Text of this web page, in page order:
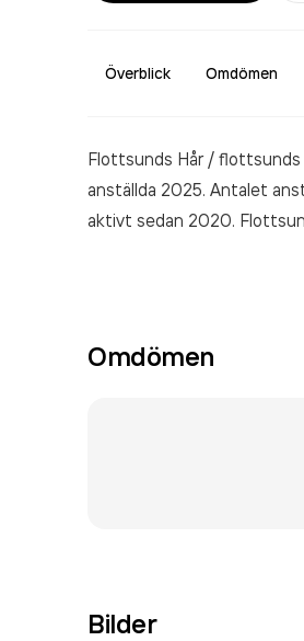
Överblick Omdömen
Flottsunds Hår / flottsunds
anställda 2025. Antalet
aktivt sedan 2020.
Omdömen
Bilder